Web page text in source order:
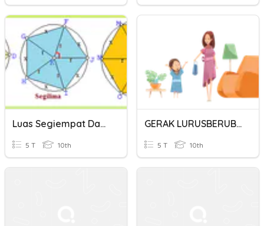
Luas Segiempat Dan Segi N Beraturan
5 T 10th
GERAK LURUSBERUBAH BERATURAN
5 T 10th